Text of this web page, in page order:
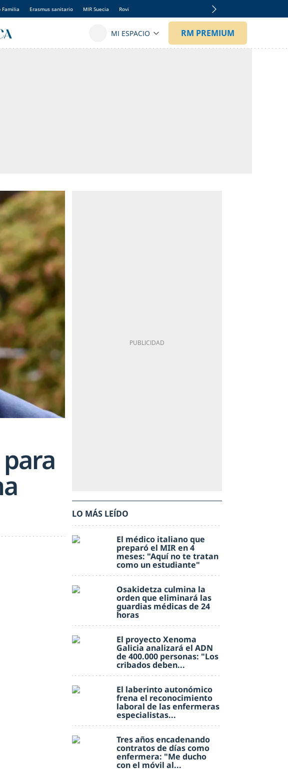
Familia Erasmus sanitario MIR Suecia Rovi
LO MÁS LEÍDO
El médico italiano que
preparó el MIR en 4
meses: "Aquí no te tratan
como un estudiante"
Osakidetza culmina la
orden que eliminará las
guardias médicas de 24
horas
El proyecto Xenoma
Galicia analizará el ADN
de 400.000 personas: "Los
cribados deben...
El laberinto autonómico
frena el reconocimiento
laboral de las enfermeras
especialistas...
Tres años encadenando
contratos de días como
enfermera: "Me ducho
con el móvil al...